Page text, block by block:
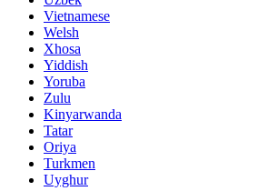
Vietnamese
Welsh
Xhosa
Yiddish
Yoruba
Zulu
Kinyarwanda
Tatar
Oriya
Turkmen
Uyghur